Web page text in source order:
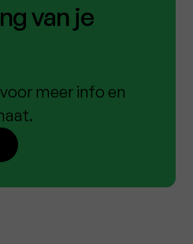
van je
meer info en